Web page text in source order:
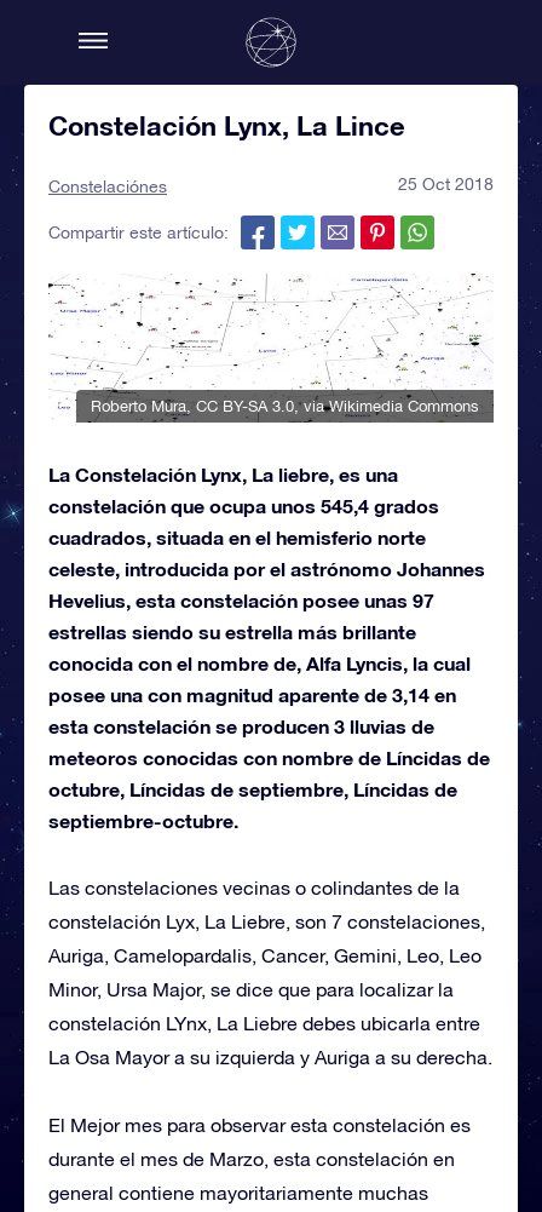
Constelación Lynx, La Lince
Constelaciónes 25 Oct 2018
Compartir este artículo:
Roberto Mura CC BY-SA 3.0 , via Wikimedia Commons
La Constelación Lynx, La liebre, es una
constelación que ocupa unos 545,4 grados
cuadrados, situada en el hemisferio norte
celeste, introducida por el astrónomo Johannes
Hevelius, esta constelación posee unas 97
estrellas siendo su estrella más brillante
conocida con el nombre de, Alfa Lyncis, la cual
posee una con magnitud aparente de 3,14 en
esta constelación se producen 3 lluvias de
meteoros conocidas con nombre de Líncidas de
octubre, Líncidas de septiembre, Líncidas de
septiembre-octubre.
Las constelaciones vecinas o colindantes de la
constelación Lyx, La Liebre, son 7 constelaciones,
Auriga, Camelopardalis, Cancer, Gemini, Leo, Leo
Minor, Ursa Major, se dice que para localizar la
constelación LYnx, La Liebre debes ubicarla entre
La Osa Mayor a su izquierda y Auriga a su derecha.
El Mejor mes para observar esta constelación es
durante el mes de Marzo, esta constelación en
general contiene mayoritariamente muchas